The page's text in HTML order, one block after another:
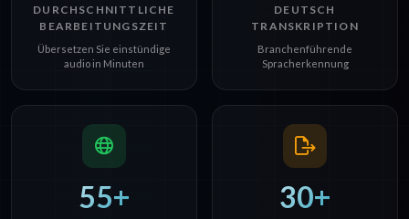
DURCHSCHNITTLICHE
BEARBEITUNGSZEIT
Übersetzen Sie einstündige
audio in Minuten
DEUTSCH
TRANSKRIPTION
Branchenführende
Spracherkennung
55+ 30+